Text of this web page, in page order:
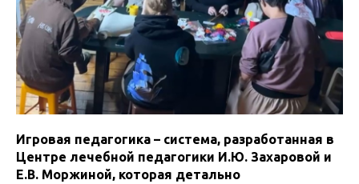
Игровая педагогика – система, разработанная в
Центре лечебной педагогики И.Ю. Захаровой и
Е.В. Моржиной, которая детально